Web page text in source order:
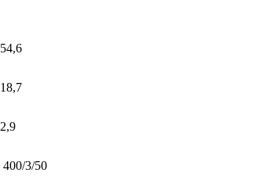
54,6
18,7
2,9
400/3/50